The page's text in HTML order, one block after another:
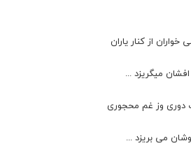
از کنار یاران
میگریزد ...
دوری وز غم محجوری
می بریزد ...